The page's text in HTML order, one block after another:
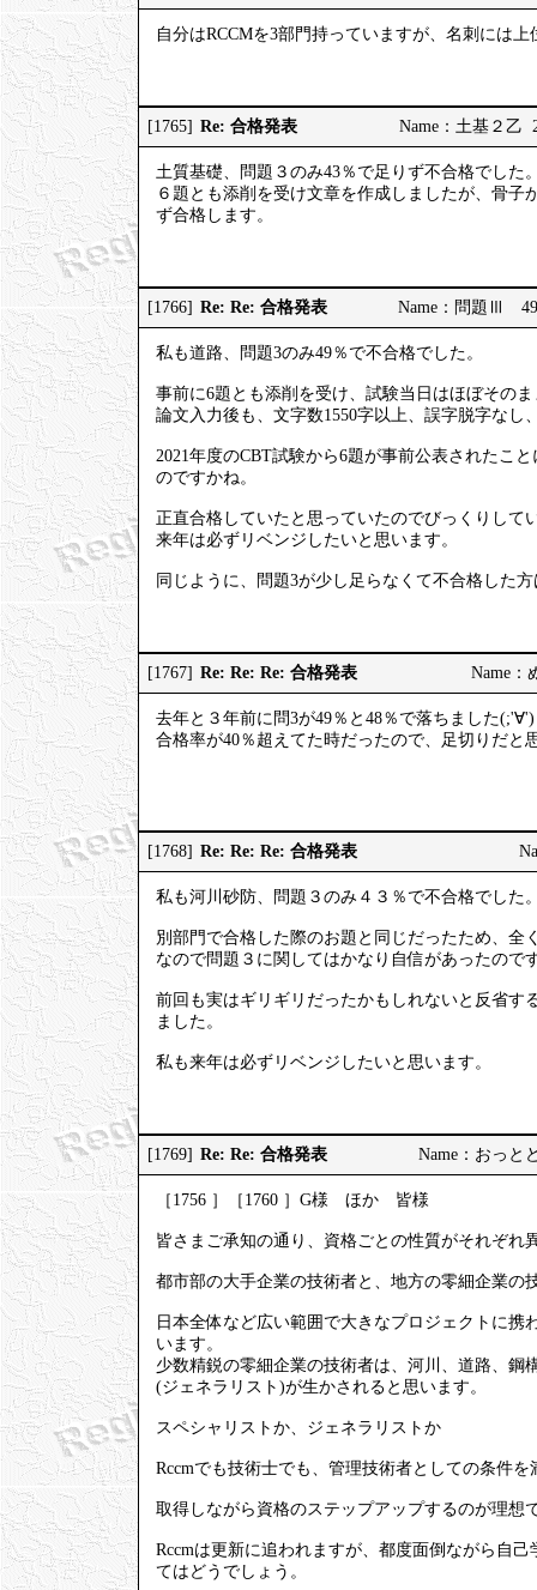
自分はRCCMを3部門持っていますが、名刺には
[1765] Re: 合格発表 Name：土基２乙
土質基礎、問題３のみ43％で足りず不合格でした
６題とも添削を受け文章を作成しましたが、骨
ず合格します。
[1766] Re: Re: 合格発表 Name：問題Ⅲ 49
私も道路、問題3のみ49％で不合格でした。
事前に6題とも添削を受け、試験当日はほぼその
論文入力後も、文字数1550字以上、誤字脱字な
2021年度のCBT試験から6題が事前公表されたこ
のですかね。
正直合格していたと思っていたのでびっくりして
来年は必ずリベンジしたいと思います。
同じように、問題3が少し足らなくて不合格した
[1767] Re: Re: Re: 合格発表 Name：
去年と３年前に問3が49％と48％で落ちました(;'∀')
合格率が40％超えてた時だったので、足切りだと
[1768] Re: Re: Re: 合格発表
私も河川砂防、問題３のみ４３％で不合格でした
別部門で合格した際のお題と同じだったため、全
なので問題３に関してはかなり自信があったの
前回も実はギリギリだったかもしれないと反省す
ました。
私も来年は必ずリベンジしたいと思います。
[1769] Re: Re: 合格発表 Name：おっと
［1756 ］［1760 ］G様 ほか 皆様
皆さまご承知の通り、資格ごとの性質がそれぞれ
都市部の大手企業の技術者と、地方の零細企業の
日本全体など広い範囲で大きなプロジェクトに
います。
少数精鋭の零細企業の技術者は、河川、道路、
(ジェネラリスト)が生かされると思います。
スペシャリストか、ジェネラリストか
Rccmでも技術士でも、管理技術者としての条件
取得しながら資格のステップアップするのが理想
Rccmは更新に追われますが、都度面倒ながら自
てはどうでしょう。